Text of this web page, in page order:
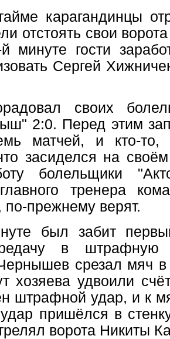
карагандинцы
отстоять свои
минуте гости
Сергей
своих
2:0. Перед этим
матчей, и кто-
засиделся на
болельщики
тренера
по-прежнему верят.
был забит
в штрафную
срезал мяч в
хозяева удвоили
штрафной удар, и к
пришёлся в
ворота Никиты